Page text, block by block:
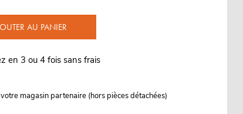
AU PANIER
en 3 ou 4 fois sans frais
magasin partenaire (hors pièces détachées)